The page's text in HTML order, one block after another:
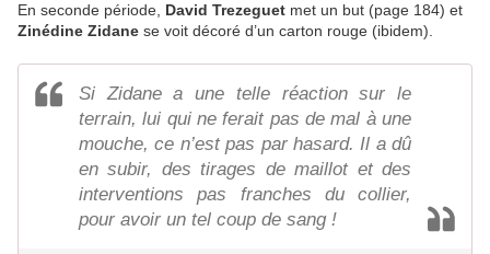
En seconde période, David Trezeguet met un but (page 184) et
Zinédine Zidane se voit décoré d’un carton rouge (ibidem).
Si Zidane a une telle réaction sur le
terrain, lui qui ne ferait pas de mal à une
mouche, ce n’est pas par hasard. Il a dû
en subir, des tirages de maillot et des
interventions pas franches du collier,
pour avoir un tel coup de sang !